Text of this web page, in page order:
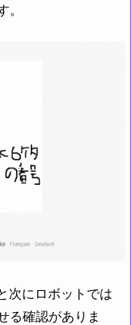
次にロボットでは
る確認がありま